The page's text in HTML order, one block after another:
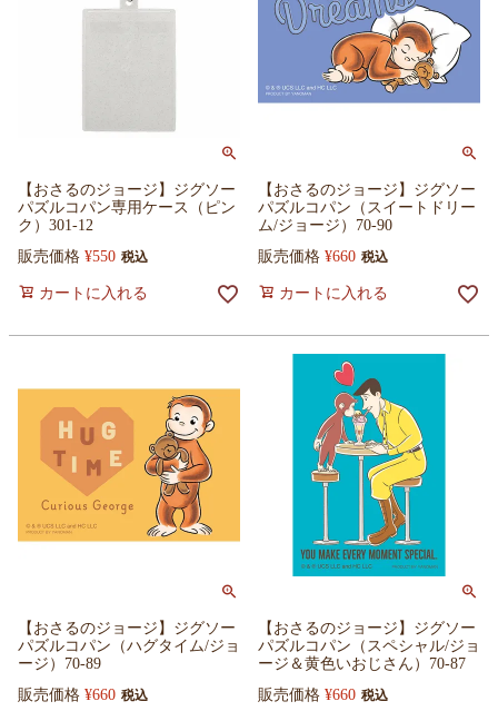
【おさるのジョージ】ジグソー
パズルコパン専用ケース（ピン
ク）301-12
販売価格 ¥550 税込
カートに入れる
【おさるのジョージ】ジグソー
パズルコパン（スイートドリー
ム/ジョージ）70-90
販売価格 ¥660 税込
カートに入れる
【おさるのジョージ】ジグソー
パズルコパン（ハグタイム/ジョ
ージ）70-89
販売価格 ¥660 税込
【おさるのジョージ】ジグソー
パズルコパン（スペシャル/ジョ
ージ＆黄色いおじさん）70-87
販売価格 ¥660 税込